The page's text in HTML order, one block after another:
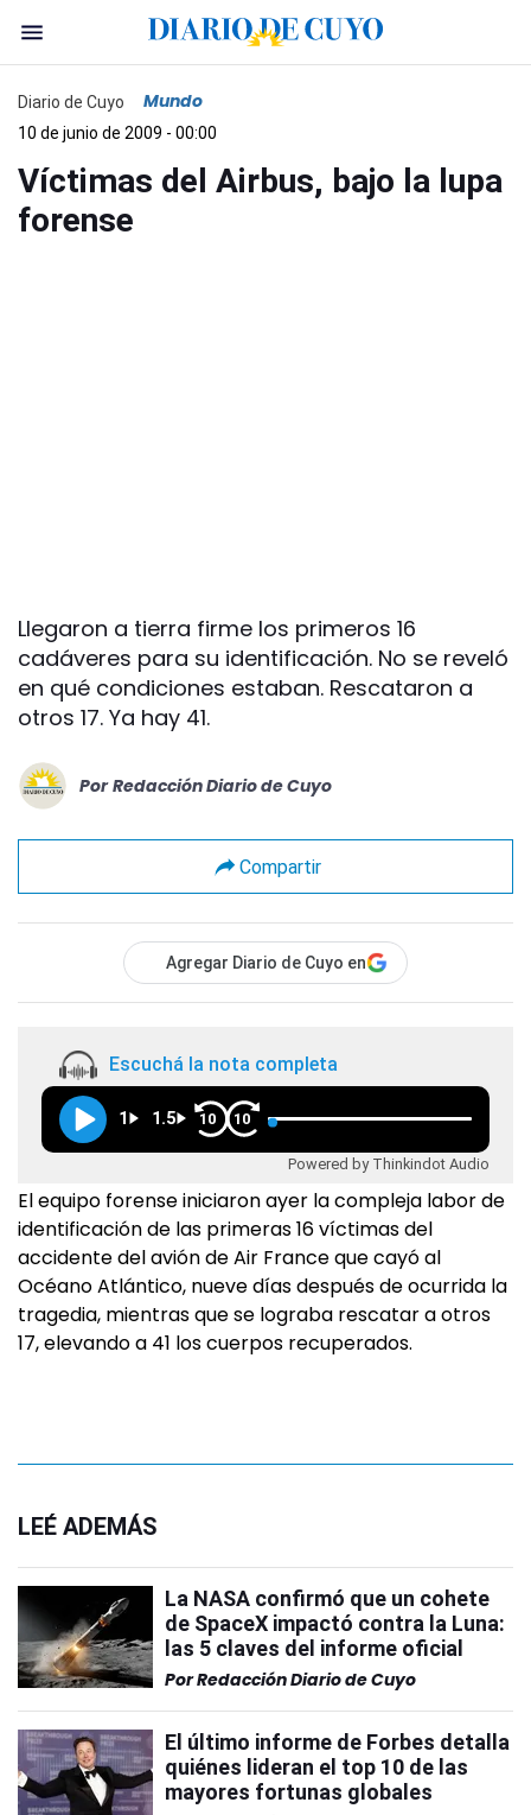
Diario de Cuyo Mundo
10 de junio de 2009 - 00:00
Víctimas del Airbus, bajo la lupa
forense
Llegaron a tierra firme los primeros 16
cadáveres para su identificación. No se reveló
en qué condiciones estaban. Rescataron a
otros 17. Ya hay 41.
Por Redacción Diario de Cuyo
Compartir
Agregar Diario de Cuyo en
Escuchá la nota completa
1 1.5 10 10
Powered by Thinkindot Audio
El equipo forense iniciaron ayer la compleja labor de
identificación de las primeras 16 víctimas del
accidente del avión de Air France que cayó al
Océano Atlántico, nueve días después de ocurrida la
tragedia, mientras que se lograba rescatar a otros
17, elevando a 41 los cuerpos recuperados.
LEÉ ADEMÁS
La NASA confirmó que un cohete
de SpaceX impactó contra la Luna:
las 5 claves del informe oficial
PorRedacción Diario de Cuyo
El último informe de Forbes detalla
quiénes lideran el top 10 de las
mayores fortunas globales